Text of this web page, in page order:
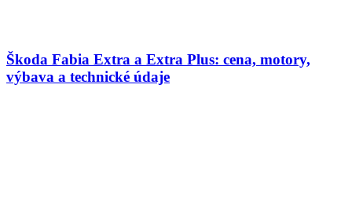
Škoda Fabia Extra a Extra Plus: cena, motory,
výbava a technické údaje